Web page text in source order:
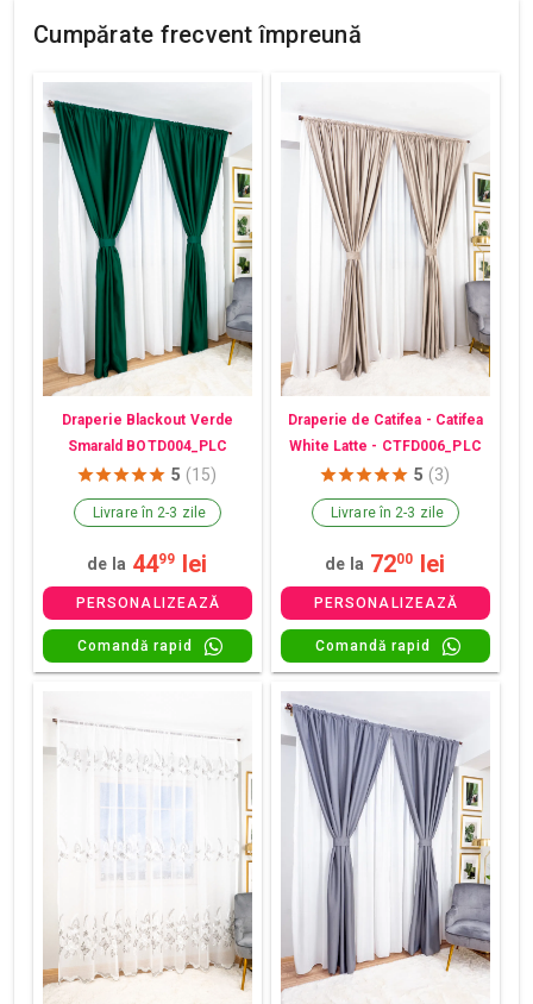
Cumpărate frecvent împreună
Draperie Blackout Verde
Smarald BOTD004_PLC
5 (15)
Livrare în 2-3 zile
de la 4499 lei
PERSONALIZEAZĂ
Comandă rapid
Draperie de Catifea - Catifea
White Latte - CTFD006_PLC
5 (3)
Livrare în 2-3 zile
de la 7200 lei
PERSONALIZEAZĂ
Comandă rapid